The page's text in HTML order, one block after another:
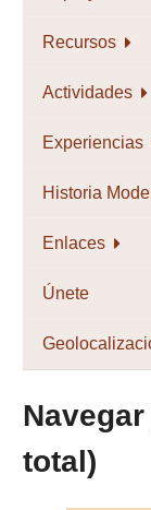
Recursos
Actividades
Experiencias
Historia
Enlaces
Únete
total)